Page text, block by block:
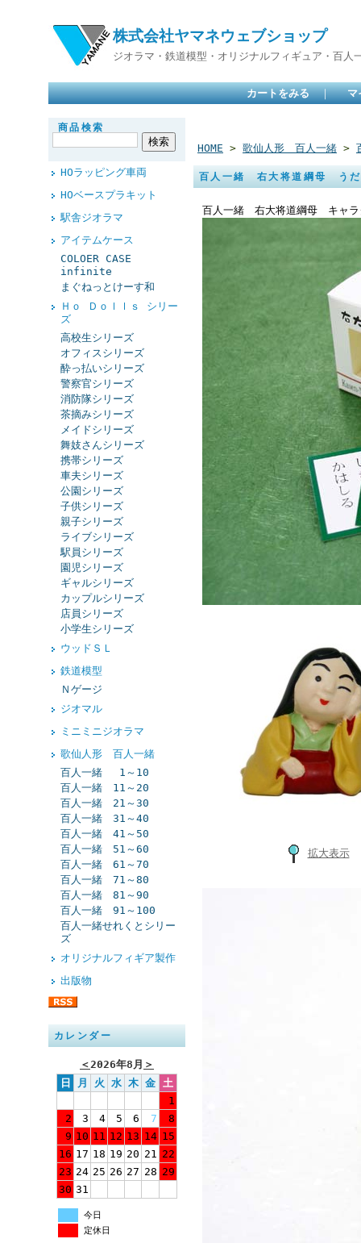
株式会社ヤマネウェブショップ
ジオラマ・鉄道模型・オリジナルフィギュア・百人
カートをみる ｜ マ
商品検索
HOラッピング車両
HOベースプラキット
駅舎ジオラマ
アイテムケース
COLOER CASE
infinite
まぐねっとけーす和
Ｈｏ Ｄｏｌｌｓ シリー
ズ
高校生シリーズ
オフィスシリーズ
酔っ払いシリーズ
警察官シリーズ
消防隊シリーズ
茶摘みシリーズ
メイドシリーズ
舞妓さんシリーズ
携帯シリーズ
車夫シリーズ
公園シリーズ
子供シリーズ
親子シリーズ
ライブシリーズ
駅員シリーズ
園児シリーズ
ギャルシリーズ
カップルシリーズ
店員シリーズ
小学生シリーズ
ウッドＳＬ
鉄道模型
Ｎゲージ
ジオマル
ミニミニジオラマ
歌仙人形 百人一緒
百人一緒 1～10
百人一緒 11～20
百人一緒 21～30
百人一緒 31～40
百人一緒 41～50
百人一緒 51～60
百人一緒 61～70
百人一緒 71～80
百人一緒 81～90
百人一緒 91～100
百人一緒せれくとシリー
ズ
オリジナルフィギア製作
出版物
カレンダー
＜2026年8月 ＞
日
月 火 水 木 金 土
1
2
3 4 5 6 7
8
9 10 11 12 13 14 15
16 17 18 19 20 21 22
23 24 25 26 27 28 29
30 31
今日
定休日
HOME > 歌仙人形 百人一緒 >
百人一緒 右大将道綱母 うだ
百人一緒 右大将道綱母 キャラ
拡大表示